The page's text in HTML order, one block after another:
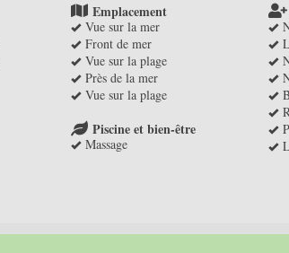
Emplacement
Vue sur la mer
Front de mer
Vue sur la plage
Près de la mer
Vue sur la plage
Piscine et bien-être
Massage